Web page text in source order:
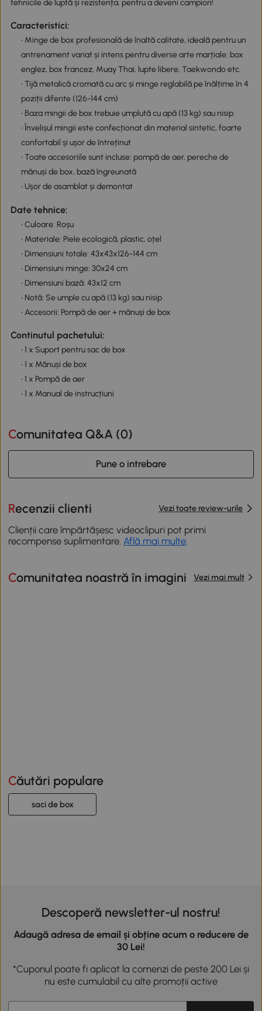
tehnicile de luptă și rezistența, pentru a deveni campion!
Caracteristici:
• Minge de box profesională de înaltă calitate, ideală pentru un
antrenament variat și intens pentru diverse arte marțiale: box
englez, box francez, Muay Thai, lupte libere, Taekwondo etc.
• Tijă metalică cromată cu arc și minge reglabilă pe înălțime în 4
poziții diferite (126-144 cm)
• Baza mingii de box trebuie umplută cu apă (13 kg) sau nisip
• Învelișul mingii este confecționat din material sintetic, foarte
confortabil și ușor de întreținut
• Toate accesoriile sunt incluse: pompă de aer, pereche de
mănuși de box, bază îngreunată
• Ușor de asamblat și demontat
Date tehnice:
• Culoare: Roșu
• Materiale: Piele ecologică, plastic, oțel
• Dimensiuni totale: 43x43x126-144 cm
• Dimensiuni minge: 30x24 cm
• Dimensiuni bază: 43x12 cm
• Notă: Se umple cu apă (13 kg) sau nisip
• Accesorii: Pompă de aer + mănuși de box
Continutul pachetului:
• 1 x Suport pentru sac de box
• 1 x Mănuși de box
• 1 x Pompă de aer
• 1 x Manual de instrucțiuni
Comunitatea Q&A (0)
Pune o intrebare
Recenzii clienti Vezi toate review-urile
Clienții care împărtășesc videoclipuri pot primi
recompense suplimentare. Află mai multe.
Comunitatea noastră în imagini Vezi mai mult
Căutări populare
saci de box
Descoperă newsletter-ul nostru!
Adaugă adresa de email și obține acum o reducere de
30 Lei!
*Cuponul poate fi aplicat la comenzi de peste 200 Lei și
nu este cumulabil cu alte promoții active